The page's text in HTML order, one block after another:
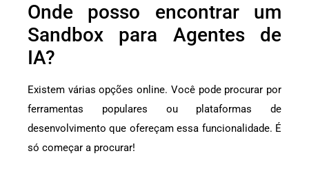
Onde posso encontrar um
Sandbox para Agentes de
IA?
Existem várias opções online. Você pode procurar por
ferramentas populares ou plataformas de
desenvolvimento que ofereçam essa funcionalidade. É
só começar a procurar!